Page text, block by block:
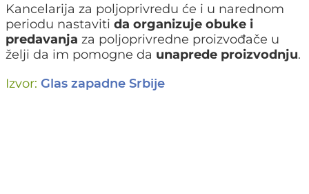
Kancelarija za poljoprivredu će i u narednom
periodu nastaviti da organizuje obuke i
predavanja za poljoprivredne proizvođače u
želji da im pomogne da unaprede proizvodnju.
Izvor: Glas zapadne Srbije